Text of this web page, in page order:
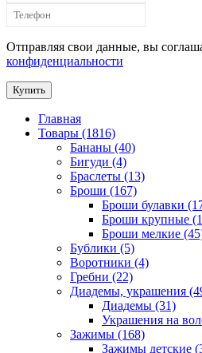
Отправляя свои данные, вы
конфиденциальности
Купить
Главная
Товары (1816)
Бананы (40)
Бигуди (4)
Браслеты (13)
Броши (167)
Броши булавки
Броши крупные
Броши мелкие
Бублики (5)
Воротники (4)
Гребни (22)
Диадемы, украшения
Диадемы (31)
Украшения на
Зажимы (168)
Зажимы детские